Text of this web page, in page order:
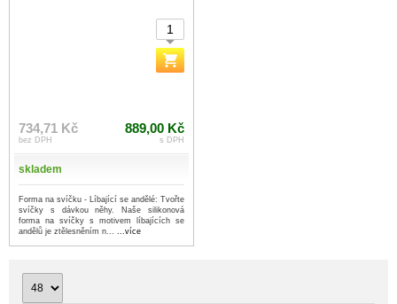
734,71 Kč
bez DPH
889,00 Kč
s DPH
skladem
Forma na svíčku - Líbající se andělé: Tvořte
svíčky s dávkou něhy. Naše silikonová
forma na svíčky s motivem líbajících se
andělů je ztělesněním n... ...více